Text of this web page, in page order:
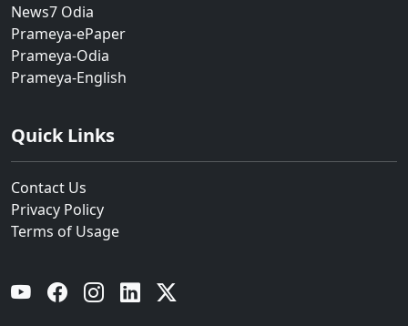
News7 Odia
Prameya-ePaper
Prameya-Odia
Prameya-English
Quick Links
Contact Us
Privacy Policy
Terms of Usage
YouTube Facebook Instagram Linkedin